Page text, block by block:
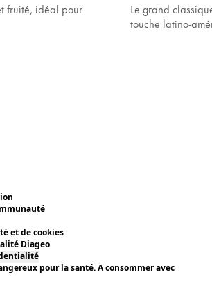
fruité, idéal pour
Le grand
touche latino-
et de cookies
Diageo
pour la santé. A consommer avec